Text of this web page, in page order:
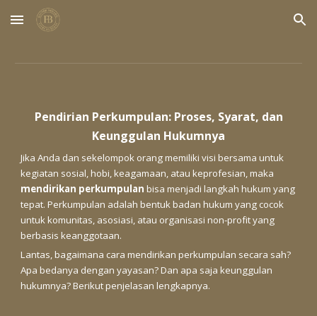
Skip to main content Skip to navigation
Pendirian Perkumpulan: Proses, Syarat, dan
Keunggulan Hukumnya
Jika Anda dan sekelompok orang memiliki visi bersama untuk
kegiatan sosial, hobi, keagamaan, atau keprofesian, maka
mendirikan perkumpulan bisa menjadi langkah hukum yang
tepat. Perkumpulan adalah bentuk badan hukum yang cocok
untuk komunitas, asosiasi, atau organisasi non-profit yang
berbasis keanggotaan.
Lantas, bagaimana cara mendirikan perkumpulan secara sah?
Apa bedanya dengan yayasan? Dan apa saja keunggulan
hukumnya? Berikut penjelasan lengkapnya.